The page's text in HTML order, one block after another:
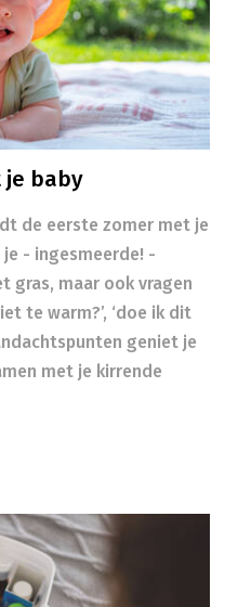
je baby
de eerste zomer met je
- ingesmeerde! -
gras, maar ook vragen
te warm?’, ‘doe ik dit
geniet je
met je kirrende